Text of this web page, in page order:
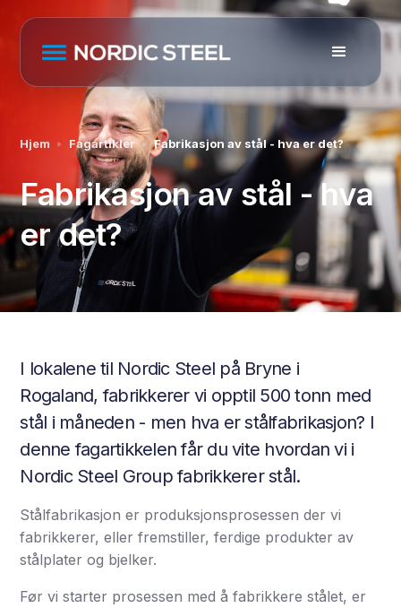
Hjem Fagartikler Fabrikasjon av stål - hva er det?
Fabrikasjon av stål - hva
er det?
I lokalene til Nordic Steel på Bryne i
Rogaland, fabrikkerer vi opptil 500 tonn med
stål i måneden - men hva er stålfabrikasjon? I
denne fagartikkelen får du vite hvordan vi i
Nordic Steel Group fabrikkerer stål.
Stålfabrikasjon er produksjonsprosessen der vi
fabrikkerer, eller fremstiller, ferdige produkter av
stålplater og bjelker.
Før vi starter prosessen med å fabrikkere stålet, er